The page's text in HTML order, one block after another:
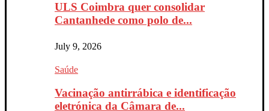
ULS Coimbra quer consolidar
Cantanhede como polo de...
July 9, 2026
Saúde
Vacinação antirrábica e identificação
eletrónica da Câmara de...